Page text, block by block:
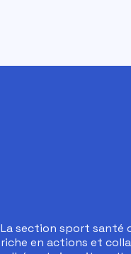
La section sport santé
riche en actions et